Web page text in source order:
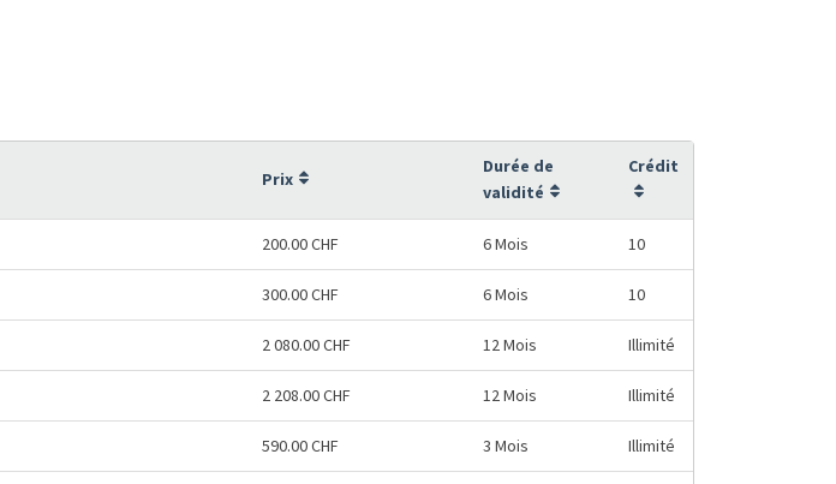
Prix
Durée de
validité
Crédit
200.00 CHF 6 Mois 10
300.00 CHF 6 Mois 10
2 080.00 CHF 12 Mois Illimité
2 208.00 CHF 12 Mois Illimité
590.00 CHF 3 Mois Illimité